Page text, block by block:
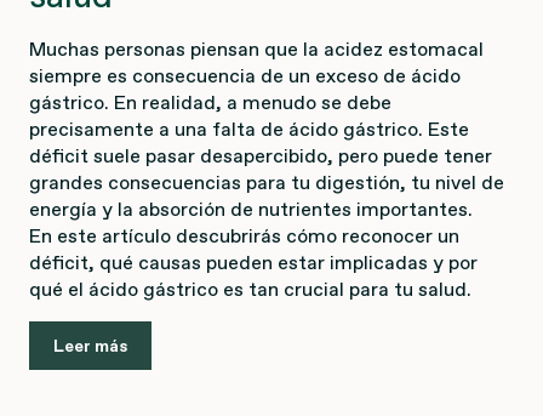
Muchas personas piensan que la acidez estomacal
siempre es consecuencia de un exceso de ácido
gástrico. En realidad, a menudo se debe
precisamente a una falta de ácido gástrico. Este
déficit suele pasar desapercibido, pero puede tener
grandes consecuencias para tu digestión, tu nivel de
energía y la absorción de nutrientes importantes.
En este artículo descubrirás cómo reconocer un
déficit, qué causas pueden estar implicadas y por
qué el ácido gástrico es tan crucial para tu salud.
Leer más